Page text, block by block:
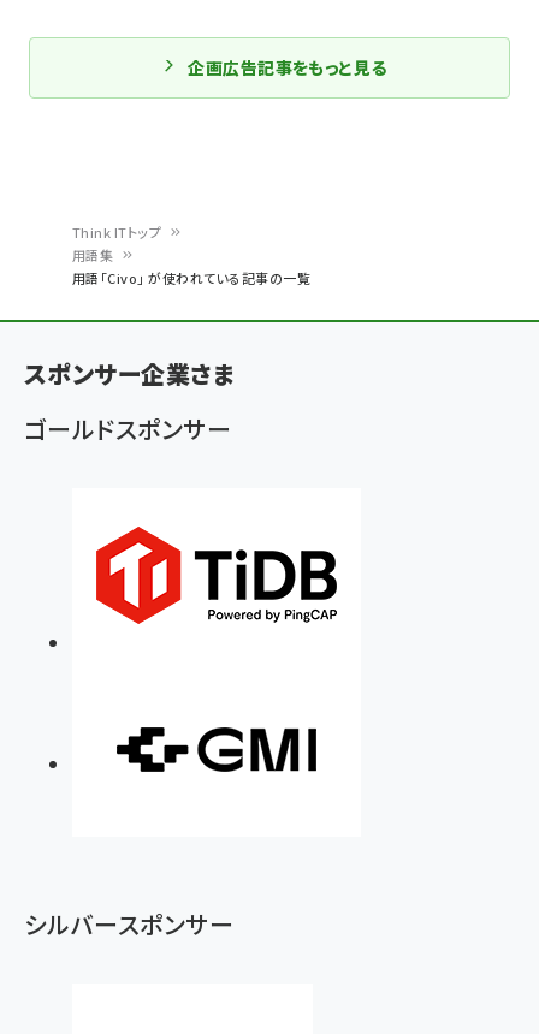
ン
く
ず
Think ITトップ
用語集
用語「Civo」 が使われている記事の一覧
企画広告記事をもっと見る
スポンサー企業さま
ゴールドスポンサー
シルバースポンサー